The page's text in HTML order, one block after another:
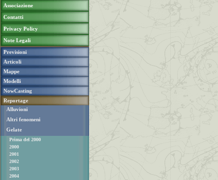
Associazione
Contatti
Privacy Policy
Note Legali
Previsioni
Articoli
Mappe
Modelli
NowCasting
Reportage
Alluvioni
Altri fenomeni
Gelate
Prima del 2000
2000
2001
2002
2003
2004